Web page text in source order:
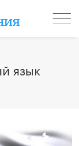
язык